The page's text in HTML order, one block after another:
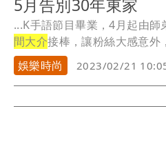
5月告別30年東家
...K手語節目畢業，4月起由
間大介接棒，讓粉絲大感意外
娛樂時尚
2023/02/21